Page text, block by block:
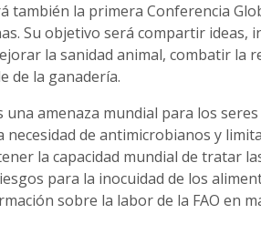
también la primera Conferencia
Su objetivo será compartir ideas,
la sanidad animal, combatir la
de la ganadería.
amenaza mundial para los
necesidad de antimicrobianos y
la capacidad mundial de tratar
para la inocuidad de los
sobre la labor de la FAO en